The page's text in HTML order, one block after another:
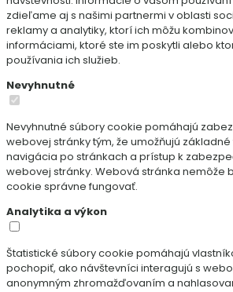
zdieľame aj s našimi partnermi v oblasti
reklamy a analytiky, ktorí ich môžu
informáciami, ktoré ste im poskytli alebo
používania ich služieb.
Nevyhnutné
Nevyhnutné súbory cookie pomáhajú
webovej stránky tým, že umožňujú
navigácia po stránkach a prístup k
webovej stránky. Webová stránka nemôže
cookie správne fungovať.
Analytika a výkon
Štatistické súbory cookie pomáhajú
pochopiť, ako návštevníci interagujú s
anonymným zhromažďovaním a